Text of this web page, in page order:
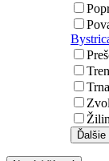
Ďalšie